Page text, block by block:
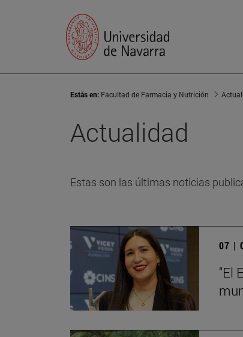
Estás en: Facultad de Farmacia y Nutrición
Actualidad
Estas son las últimas noticias
07 |
"El